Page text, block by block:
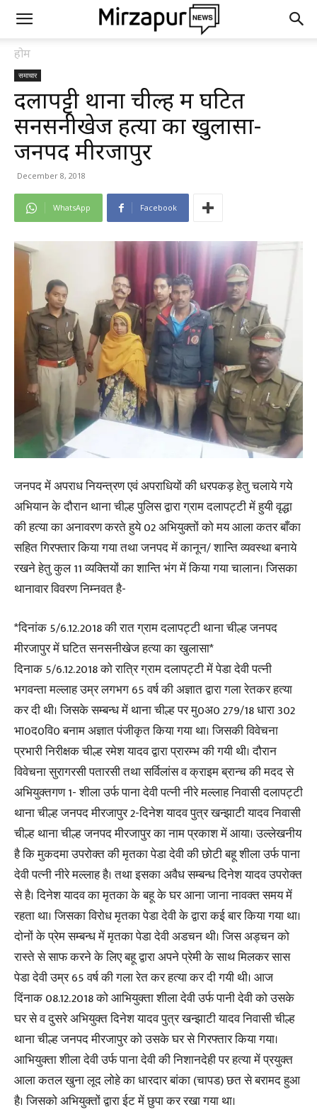
होम
समाचार
दलापट्टी थाना चील्ह में घटित
सनसनीखेज हत्या का खुलासा-
जनपद मीरजापुर
December 8, 2018
WhatsApp Facebook
जनपद में अपराध नियन्त्रण एवं अपराधियों की धरपकड़ हेतु चलाये गये
अभियान के दौरान थाना चील्ह पुलिस द्वारा ग्राम दलापट्टी में हुयी वृद्धा
की हत्या का अनावरण करते हुये 02 अभियुक्तों को मय आला कतर बाँका
सहित गिरफ्तार किया गया तथा जनपद में कानून/ शान्ति व्यवस्था बनाये
रखने हेतु कुल 11 व्यक्तियों का शान्ति भंग में किया गया चालान। जिसका
थानावार विवरण निम्नवत है-
*दिनांक 5/6.12.2018 की रात ग्राम दलापट्टी थाना चील्ह जनपद
मीरजापुर में घटित सनसनीखेज हत्या का खुलासा*
दिनाक 5/6.12.2018 को रात्रि ग्राम दलापट्टी में पेडा देवी पत्नी
भगवन्ता मल्लाह उम्र लगभग 65 वर्ष की अज्ञात द्वारा गला रेतकर हत्या
कर दी थी। जिसके सम्बन्ध में थाना चील्ह पर मु0अ0 279/18 धारा 302
भा0द0वि0 बनाम अज्ञात पंजीकृत किया गया था। जिसकी विवेचना
प्रभारी निरीक्षक चील्ह रमेश यादव द्वारा प्रारम्भ की गयी थी। दौरान
विवेचना सुरागरसी पतारसी तथा सर्विलांस व क्राइम ब्रान्च की मदद से
अभियुक्तगण 1- शीला उर्फ पाना देवी पत्नी नीरे मल्लाह निवासी दलापट्टी
थाना चील्ह जनपद मीरजापुर 2-दिनेश यादव पुत्र खन्झाटी यादव निवासी
चील्ह थाना चील्ह जनपद मीरजापुर का नाम प्रकाश में आया। उल्लेखनीय
है कि मुकदमा उपरोक्त की मृतका पेडा देवी की छोटी बहू शीला उर्फ पाना
देवी पत्नी नीरे मल्लाह है। तथा इसका अवैध सम्बन्ध दिनेश यादव उपरोक्त
से है। दिनेश यादव का मृतका के बहू के घर आना जाना नावक्त समय में
रहता था। जिसका विरोध मृतका पेडा देवी के द्वारा कई बार किया गया था।
दोनों के प्रेम सम्बन्ध में मृतका पेडा देवी अडचन थी। जिस अड्चन को
रास्ते से साफ करने के लिए बहू द्वारा अपने प्रेमी के साथ मिलकर सास
पेडा देवी उम्र 65 वर्ष की गला रेत कर हत्या कर दी गयी थी। आज
दिंनाक 08.12.2018 को आभियुक्ता शीला देवी उर्फ पानी देवी को उसके
घर से व दुसरे अभियुक्त दिनेश यादव पुत्र खन्झाटी यादव निवासी चील्ह
थाना चील्ह जनपद मीरजापुर को उसके घर से गिरफ्तार किया गया।
आभियुक्ता शीला देवी उर्फ पाना देवी की निशानदेही पर हत्या में प्रयुक्त
आला कतल खुना लूद लोहे का धारदार बांका (चापड) छत से बरामद हुआ
है। जिसको अभियुक्तों द्वारा ईट में छुपा कर रखा गया था।